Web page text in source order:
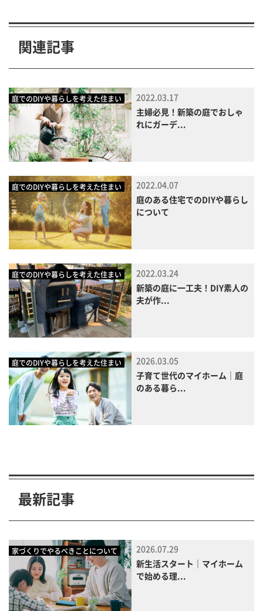
関連記事
庭でのDIYや暮らしを考えた住まい
2022.03.17
主婦必見！新築の庭でおしゃ
れにガーデ...
庭でのDIYや暮らしを考えた住まい
2022.04.07
庭のある住宅でのDIYや暮らし
について
庭でのDIYや暮らしを考えた住まい
2022.03.24
新築の庭に一工夫！DIY素人の
夫が作...
庭でのDIYや暮らしを考えた住まい
2026.03.05
子育て世代のマイホーム｜庭
のある暮ら...
最新記事
家づくりでやるべきことについて
2026.07.29
新生活スタート｜マイホーム
で始める理...